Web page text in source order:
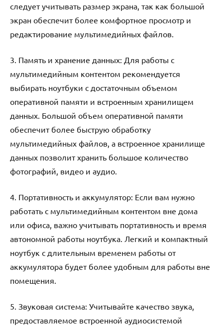
следует учитывать размер экрана, так как большой
экран обеспечит более комфортное просмотр и
редактирование мультимедийных файлов.
3. Память и хранение данных: Для работы с
мультимедийным контентом рекомендуется
выбирать ноутбуки с достаточным объемом
оперативной памяти и встроенным хранилищем
данных. Большой объем оперативной памяти
обеспечит более быструю обработку
мультимедийных файлов, а встроенное хранилище
данных позволит хранить большое количество
фотографий, видео и аудио.
4. Портативность и аккумулятор: Если вам нужно
работать с мультимедийным контентом вне дома
или офиса, важно учитывать портативность и время
автономной работы ноутбука. Легкий и компактный
ноутбук с длительным временем работы от
аккумулятора будет более удобным для работы вне
помещения.
5. Звуковая система: Учитывайте качество звука,
предоставляемое встроенной аудиосистемой